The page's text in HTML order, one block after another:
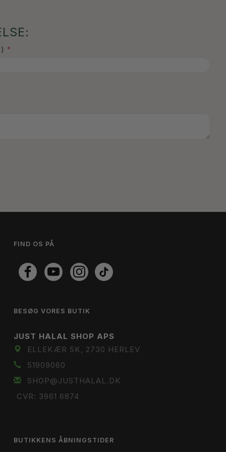
FIND OS PÅ
BESØG VORES BUTIK
JUST HALAL SHOP APS
ELLEKÆR 5K, 2730 HERLEV
51909060
SHOP@JUSTHALAL.DK
CVR: 3961 6874
BUTIKKENS ÅBNINGSTIDER